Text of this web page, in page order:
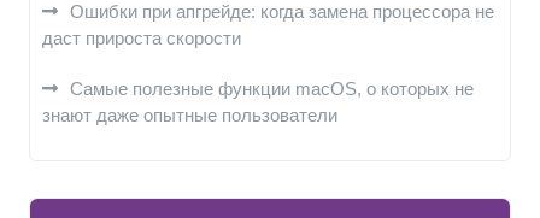
Ошибки при апгрейде: когда замена процессора не
даст прироста скорости
Самые полезные функции macOS, о которых не
знают даже опытные пользователи